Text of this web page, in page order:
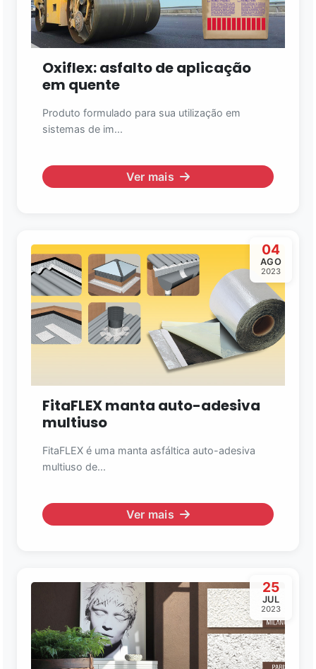
Oxiflex: asfalto de aplicação
em quente
Produto formulado para sua utilização em
sistemas de im...
Ver mais
04
AGO
2023
FitaFLEX manta auto-adesiva
multiuso
FitaFLEX é uma manta asfáltica auto-adesiva
multiuso de...
Ver mais
25
JUL
2023